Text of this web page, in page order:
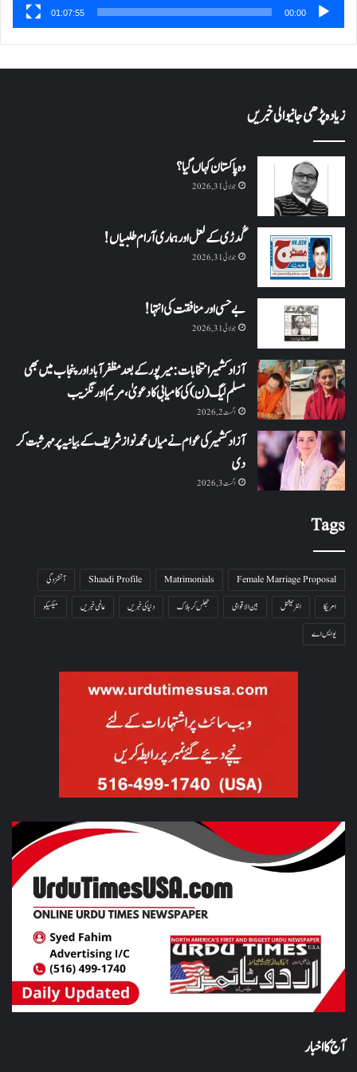
00:00
01:07:55
زیادہ پڑھی جانیوالی خبریں
وہ پاکستان کہاں گیا؟
جولائی 31, 2026
گُدڑی کے لعل اور ہماری آرام طلبیاں!
جولائی 31, 2026
بے حسی اور منافقت کی انتہا !
جولائی 31, 2026
آزاد کشمیر انتخابات: میرپور کے بعد مظفرآباد اور پنجاب میں بھی
مسلم لیگ (ن) کی کامیابی کا دعویٰ، مریم اورنگزیب
اگست 2, 2026
آزاد کشمیر کی عوام نے میاں محمد نواز شریف کے بیانیہ پر مہر ثبت کر
دی
اگست 3, 2026
Tags
Female Marriage Proposal
Matrimonials
Shaadi Profile
آتشزدگی
امریکا
انٹرنیشنل بین الاقوامی جھلس کر ہلاک دنیا کی خبریں عالمی خبریں
میکسیکو
یو ایس اے
آج کا اخبار